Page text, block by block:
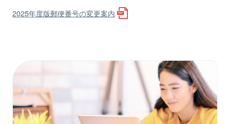
2025年度版郵便番号の変更案内